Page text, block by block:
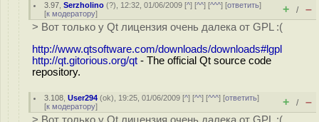
3.97 ,Serzholino (?), 12:32, 01/06/2009 [^] [^^] [^^^] [ответить]
[к модератору] + / –
> Вот только у Qt лицензия очень далека от GPL :(
http://www.qtsoftware.com/downloads/downloads#lgpl
http://qt.gitorious.org/qt - The official Qt source code
repository.
3.108 ,User294 (ok), 19:25, 01/06/2009 [^] [^^] [^^^] [ответить]
[к модератору] + / –